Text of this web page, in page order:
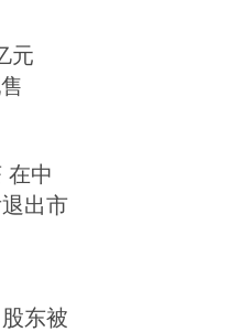
元
在中
出市
东被